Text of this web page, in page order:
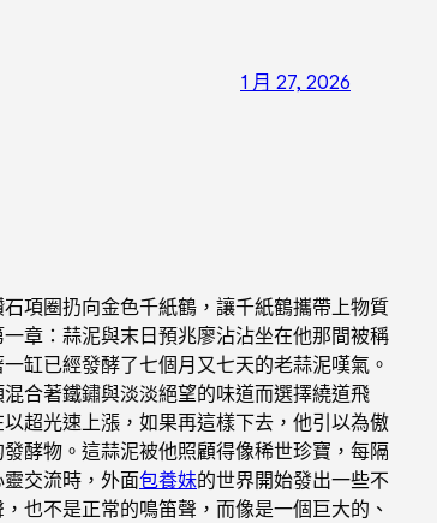
1 月 27, 2026
項圈扔向金色千紙鶴，讓千紙鶴攜帶上物質
章：蒜泥與末日預兆廖沾沾坐在他那間被稱
缸已經發酵了七個月又七天的老蒜泥嘆氣。
合著鐵鏽與淡淡絕望的味道而選擇繞道飛
超光速上漲，如果再這樣下去，他引以為傲
酵物。這蒜泥被他照顧得像稀世珍寶，每隔
交流時，外面包養妹的世界開始發出一些不
不是正常的鳴笛聲，而像是一個巨大的、